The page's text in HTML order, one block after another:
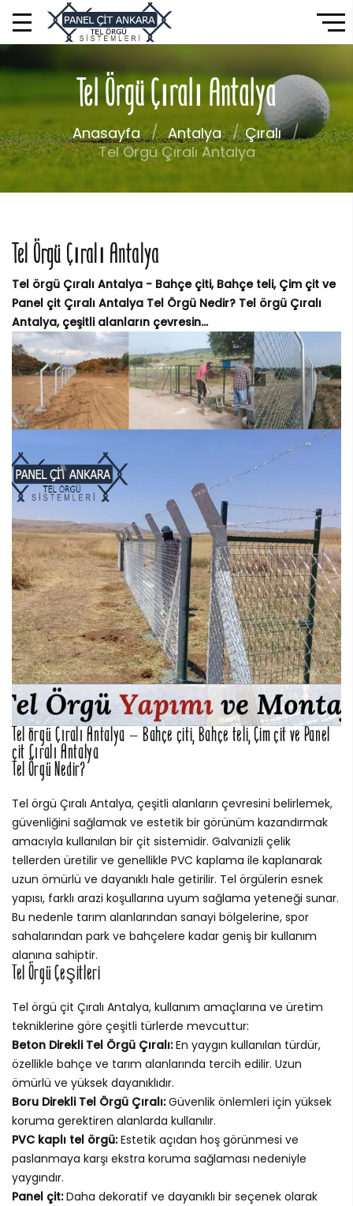
Tel Örgü Çıralı Antalya
Anasayfa Antalya
Çıralı
Tel Örgü Çıralı Antalya
Tel Örgü Çıralı Antalya
Tel örgü Çıralı Antalya - Bahçe çiti, Bahçe teli, Çim çit ve
Panel çit Çıralı Antalya Tel Örgü Nedir? Tel örgü Çıralı
Antalya, çeşitli alanların çevresin...
Tel örgü Çıralı Antalya – Bahçe çiti, Bahçe teli, Çim çit ve Panel
çit Çıralı Antalya
Tel Örgü Nedir?
Tel örgü Çıralı Antalya, çeşitli alanların çevresini belirlemek,
güvenliğini sağlamak ve estetik bir görünüm kazandırmak
amacıyla kullanılan bir çit sistemidir. Galvanizli çelik
tellerden üretilir ve genellikle PVC kaplama ile kaplanarak
uzun ömürlü ve dayanıklı hale getirilir. Tel örgülerin esnek
yapısı, farklı arazi koşullarına uyum sağlama yeteneği sunar.
Bu nedenle tarım alanlarından sanayi bölgelerine, spor
sahalarından park ve bahçelere kadar geniş bir kullanım
alanına sahiptir.
Tel Örgü Çeşitleri
Tel örgü çit Çıralı Antalya, kullanım amaçlarına ve üretim
tekniklerine göre çeşitli türlerde mevcuttur:
Beton Direkli Tel Örgü Çıralı:En yaygın kullanılan türdür,
özellikle bahçe ve tarım alanlarında tercih edilir. Uzun
ömürlü ve yüksek dayanıklıdır.
Boru Direkli Tel Örgü Çıralı:Güvenlik önlemleri için yüksek
koruma gerektiren alanlarda kullanılır.
PVC kaplı tel örgü:Estetik açıdan hoş görünmesi ve
paslanmaya karşı ekstra koruma sağlaması nedeniyle
yaygındır.
Panel çit:Daha dekoratif ve dayanıklı bir seçenek olarak